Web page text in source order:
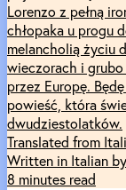
Lorenzo z pełną
chłopaka u progu
melancholią życiu
wieczorach i
przez Europę.
powieść, która
dwudziestolatków.
Translated from
Written in Italian
8 minutes read